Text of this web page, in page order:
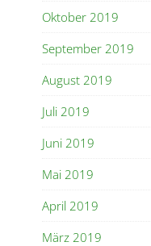
Oktober 2019
September 2019
August 2019
Juli 2019
Juni 2019
Mai 2019
April 2019
März 2019